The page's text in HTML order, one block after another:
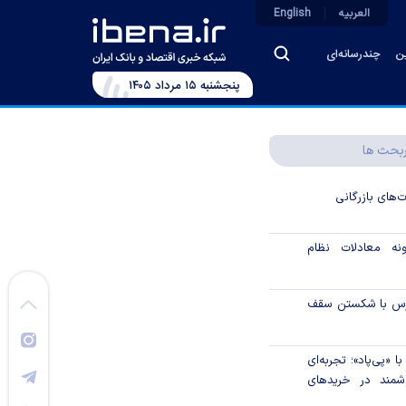
چندرسانه‌ای
العربیه English
پنجشنبه ۱۵ مرداد ۱۴۰۵
ها
بازرگانی
معادلات نظام
با شکستن سقف
«پی‌پاد»؛ تجربه‌ای
در خریدهای